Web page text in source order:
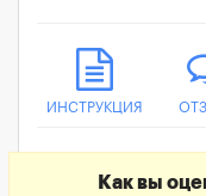
ИНСТРУКЦИЯ
Как вы